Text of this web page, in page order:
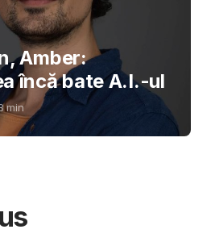
Amber:
încă bate A.I.-ul
min